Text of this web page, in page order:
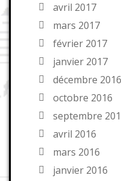
avril 2017
mars 2017
février 2017
janvier 2017
décembre 2016
octobre 2016
septembre
avril 2016
mars 2016
janvier 2016